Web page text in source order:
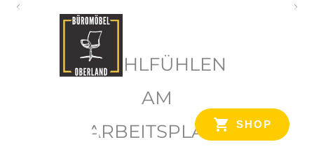
SHOP
WOHLFÜHLEN
AM
ARBEITSPLATZ